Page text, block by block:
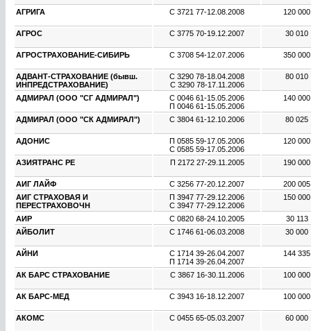
АГРИГА С 3721 77-12.08.2008 120
АГРОС С 3775 70-19.12.2007 30 010
АГРОСТРАХОВАНИЕ-СИБИРЬ С 3708 54-12.07.2006 350
АДВАНТ-СТРАХОВАНИЕ (бывш.
ИНПРЕДСТРАХОВАНИЕ)
С 3290 78-18.04.2008
С 3290 78-17.11.2006
80 010
АДМИРАЛ (ООО "СГ АДМИРАЛ") С 0046 61-15.05.2006
П 0046 61-15.05.2006
140
АДМИРАЛ (ООО "СК АДМИРАЛ") С 3804 61-12.10.2006 80 025
АДОНИС П 0585 59-17.05.2006
С 0585 59-17.05.2006
120
АЗИЯТРАНС РЕ П 2172 27-29.11.2005 190
АИГ ЛАЙФ С 3256 77-20.12.2007
200
АИГ СТРАХОВАЯ И
ПЕРЕСТРАХОВОЧН
П 3947 77-29.12.2006
С 3947 77-29.12.2006
150
АИР С 0820 68-24.10.2005
30 113
АЙБОЛИТ
С 1746 61-06.03.2008 30 000
АЙНИ С 1714 39-26.04.2007
П 1714 39-26.04.2007
144
АК БАРС СТРАХОВАНИЕ С 3867 16-30.11.2006 100
АК БАРС-МЕД С 3943 16-18.12.2007 100
АКОМС С 0455 65-05.03.2007 60 000